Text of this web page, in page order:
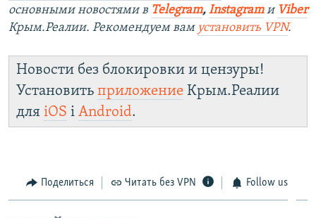
основными новостями в Telegram, Instagramи Viber
Крым.Реалии. Рекомендуем вам установить VPN.
Новости без блокировки и цензуры!
Установить приложение Крым.Реалии
для iOS і Android.
Поделиться Читать без VPN Follow us